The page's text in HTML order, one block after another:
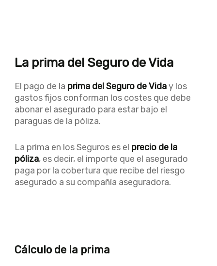
La prima del Seguro de Vida
El pago de la prima del Seguro de Viday los
gastos fijos conforman los costes que debe
abonar el asegurado para estar bajo el
paraguas de la póliza.
La prima en los Seguros es el precio de la
póliza, es decir, el importe que el asegurado
paga por la cobertura que recibe del riesgo
asegurado a su compañía aseguradora.
Cálculo de la prima